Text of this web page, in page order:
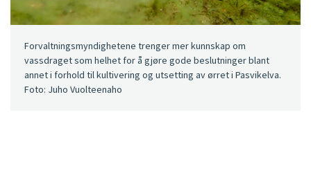
Forvaltningsmyndighetene trenger mer kunnskap om
vassdraget som helhet for å gjøre gode beslutninger blant
annet i forhold til kultivering og utsetting av ørret i Pasvikelva.
Foto: Juho Vuolteenaho